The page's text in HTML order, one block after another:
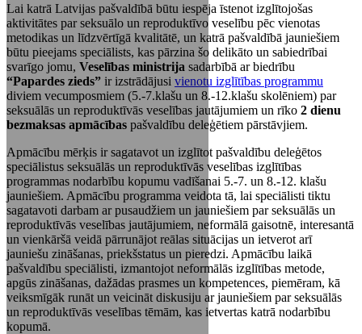
Lai katrā Latvijas pašvaldībā būtu iespēja īstenot izglītojošas
aktivitātes par seksuālo un reproduktīvo veselību pēc vienotas
metodikas un līdzvērtīgā kvalitātē, un katrā pašvaldībā jauniešiem
būtu pieejams speciālists, kas pārzina šo delikāto un sabiedrībai
svarīgo jomu, Veselības ministrija sadarbībā ar biedrību
“Papardes zieds” ir izstrādājusi vienotu izglītības programmu
diviem vecumposmiem (5.-7.klašu un 8.-12.klašu skolēniem) par
seksuālās un reproduktīvās veselības jautājumiem un rīko 2 dienu
bezmaksas apmācības pašvaldību deleģētiem pārstāvjiem.
Apmācību mērķis ir sagatavot un izglītot pašvaldību deleģētos
speciālistus seksuālās un reproduktīvās veselības izglītības
programmas nodarbību kopumu vadīšanai 5.-7. un 8.-12. klašu
jauniešiem. Apmācību programma veidota tā, lai speciālisti tiktu
sagatavoti darbam ar pusaudžiem un jauniešiem par seksuālās un
reproduktīvās veselības jautājumiem, neformālā gaisotnē, interesantā
un vienkāršā veidā pārrunājot reālas situācijas un ietverot arī
jauniešu zināšanas, priekšstatus un pieredzi. Apmācību laikā
pašvaldību speciālisti, izmantojot neformālās izglītības metode,
apgūs zināšanas, dažādas prasmes un kompetences, piemēram, kā
veiksmīgāk runāt un veicināt diskusiju ar jauniešiem par seksuālās
un reproduktīvās veselības tēmām, kas ietvertas katrā nodarbību
kopumā.